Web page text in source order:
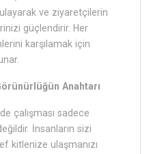
ve ziyaretçilerin
güçlendirir. Her
karşılamak için
Anahtarı
çalışması sadece
İnsanların sizi
kitlenize ulaşmanızı